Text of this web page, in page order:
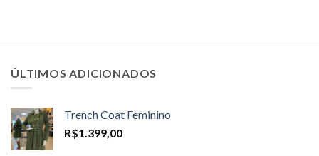
ÚLTIMOS ADICIONADOS
Trench Coat Feminino
R$1.399,00